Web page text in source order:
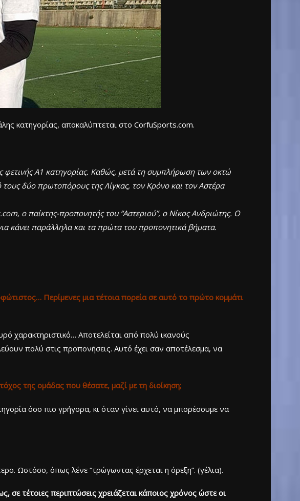
κατηγορίας, αποκαλύπτεται στο CorfuSports.com.
φετινής Α1 κατηγορίας. Καθώς, μετά τη συμπλήρωση των οκτώ
δύο πρωτοπόρους της Λίγκας, τον Κρόνο και τον Αστέρα
ο παίκτης-προπονητής του “Αστεριού”, ο Νίκος Ανδριώτης. Ο
κάνει παράλληλα και τα πρώτα του προπονητικά βήματα.
Περίμενες μια τέτοια πορεία σε αυτό το πρώτο κομμάτι
χαρακτηριστικό… Αποτελείται από πολύ ικανούς
πολύ στις προπονήσεις. Αυτό έχει σαν αποτέλεσμα, να
της ομάδας που θέσατε, μαζί με τη διοίκηση;
όσο πιο γρήγορα, κι όταν γίνει αυτό, να μπορέσουμε να
Ωστόσο, όπως λένε “τρώγωντας έρχεται η όρεξη”. (γέλια).
τέτοιες περιπτώσεις χρειάζεται κάποιος χρόνος ώστε οι